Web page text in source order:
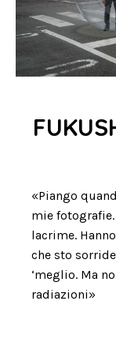
«Piango
mie
lacrime.
che sto
‘meglio. Ma
radiazioni»